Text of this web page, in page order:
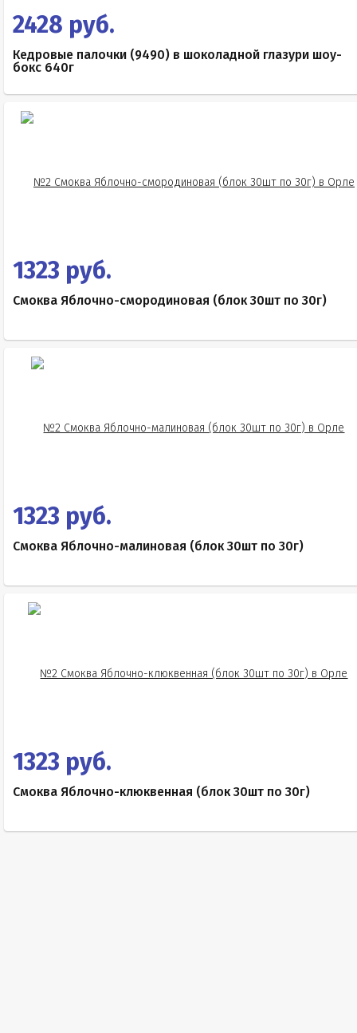
2428 руб.
Кедровые палочки (9490) в шоколадной глазури шоу-
бокс 640г
1323 руб.
Смоква Яблочно-смородиновая (блок 30шт по 30г)
1323 руб.
Смоква Яблочно-малиновая (блок 30шт по 30г)
1323 руб.
Смоква Яблочно-клюквенная (блок 30шт по 30г)